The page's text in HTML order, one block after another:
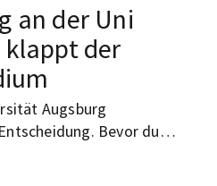
an der Uni
klappt der
Augsburg
Bevor du